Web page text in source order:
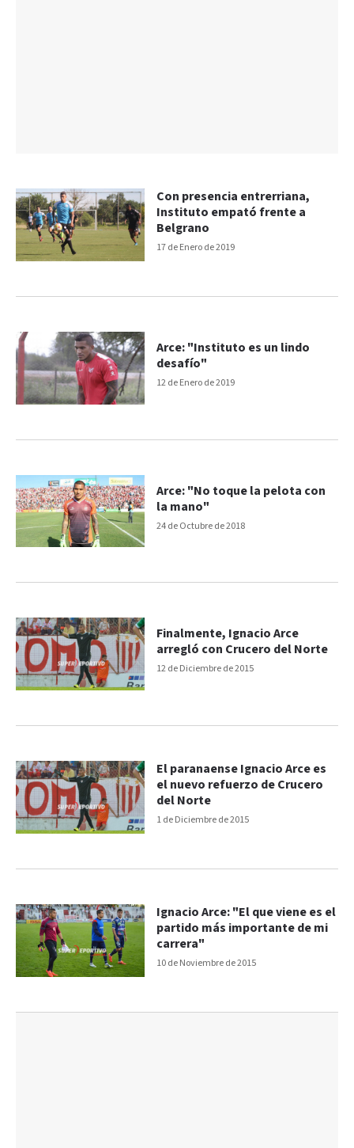
17 de Enero de 2019
Con presencia entrerriana,
Instituto empató frente a
Belgrano
12 de Enero de 2019
Arce: "Instituto es un lindo
desafío"
24 de Octubre de 2018
Arce: "No toque la pelota con
la mano"
12 de Diciembre de 2015
Finalmente, Ignacio Arce
arregló con Crucero del Norte
1 de Diciembre de 2015
El paranaense Ignacio Arce es
el nuevo refuerzo de Crucero
del Norte
10 de Noviembre de 2015
Ignacio Arce: "El que viene es el
partido más importante de mi
carrera"